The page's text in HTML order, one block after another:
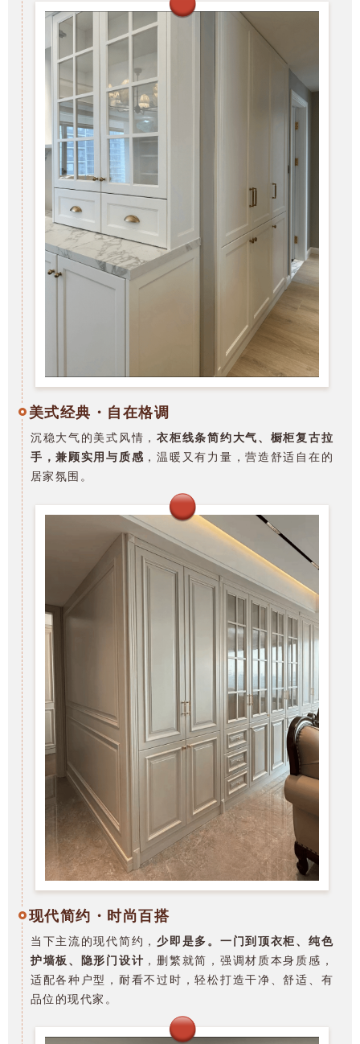
美式经典・自在格调
沉稳大气的美式风情，衣柜线条简约大气、橱柜复古拉
手，兼顾实用与质感 ，温暖又有力量，营造舒适自在的
居家氛围。
现代简约・时尚百搭
当下主流的现代简约， 少即是多。一门到顶衣柜、纯色
护墙板、隐形门设计 ，删繁就简，强调材质本身质感，
适配各种户型，耐看不过时，轻松打造干净、舒适、有
品位的现代家。